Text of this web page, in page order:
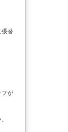
張替
フが